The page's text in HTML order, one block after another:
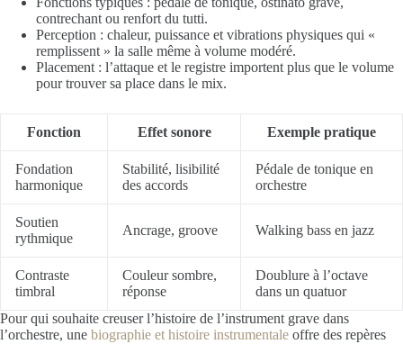
contrechant ou renfort du tutti.
Perception : chaleur, puissance et vibrations physiques qui «
remplissent » la salle même à volume modéré.
Placement : l’attaque et le registre importent plus que le volume
pour trouver sa place dans le mix.
Fonction Effet sonore Exemple pratique
Fondation
harmonique
Stabilité, lisibilité
des accords
Pédale de tonique en
orchestre
Soutien
rythmique
Ancrage, groove Walking bass en jazz
Contraste
timbral
Couleur sombre,
réponse
Doublure à l’octave
dans un quatuor
Pour qui souhaite creuser l’histoire de l’instrument grave dans
l’orchestre, une biographie et histoire instrumentale offre des repères